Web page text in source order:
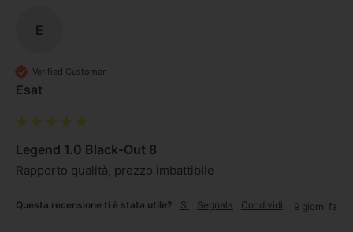
E
Verified Customer
Esat
Legend 1.0 Black-Out 8
Rapporto qualità, prezzo imbattibile
Questa recensione ti è stata utile? Sì Segnala Condividi 9 giorni fa